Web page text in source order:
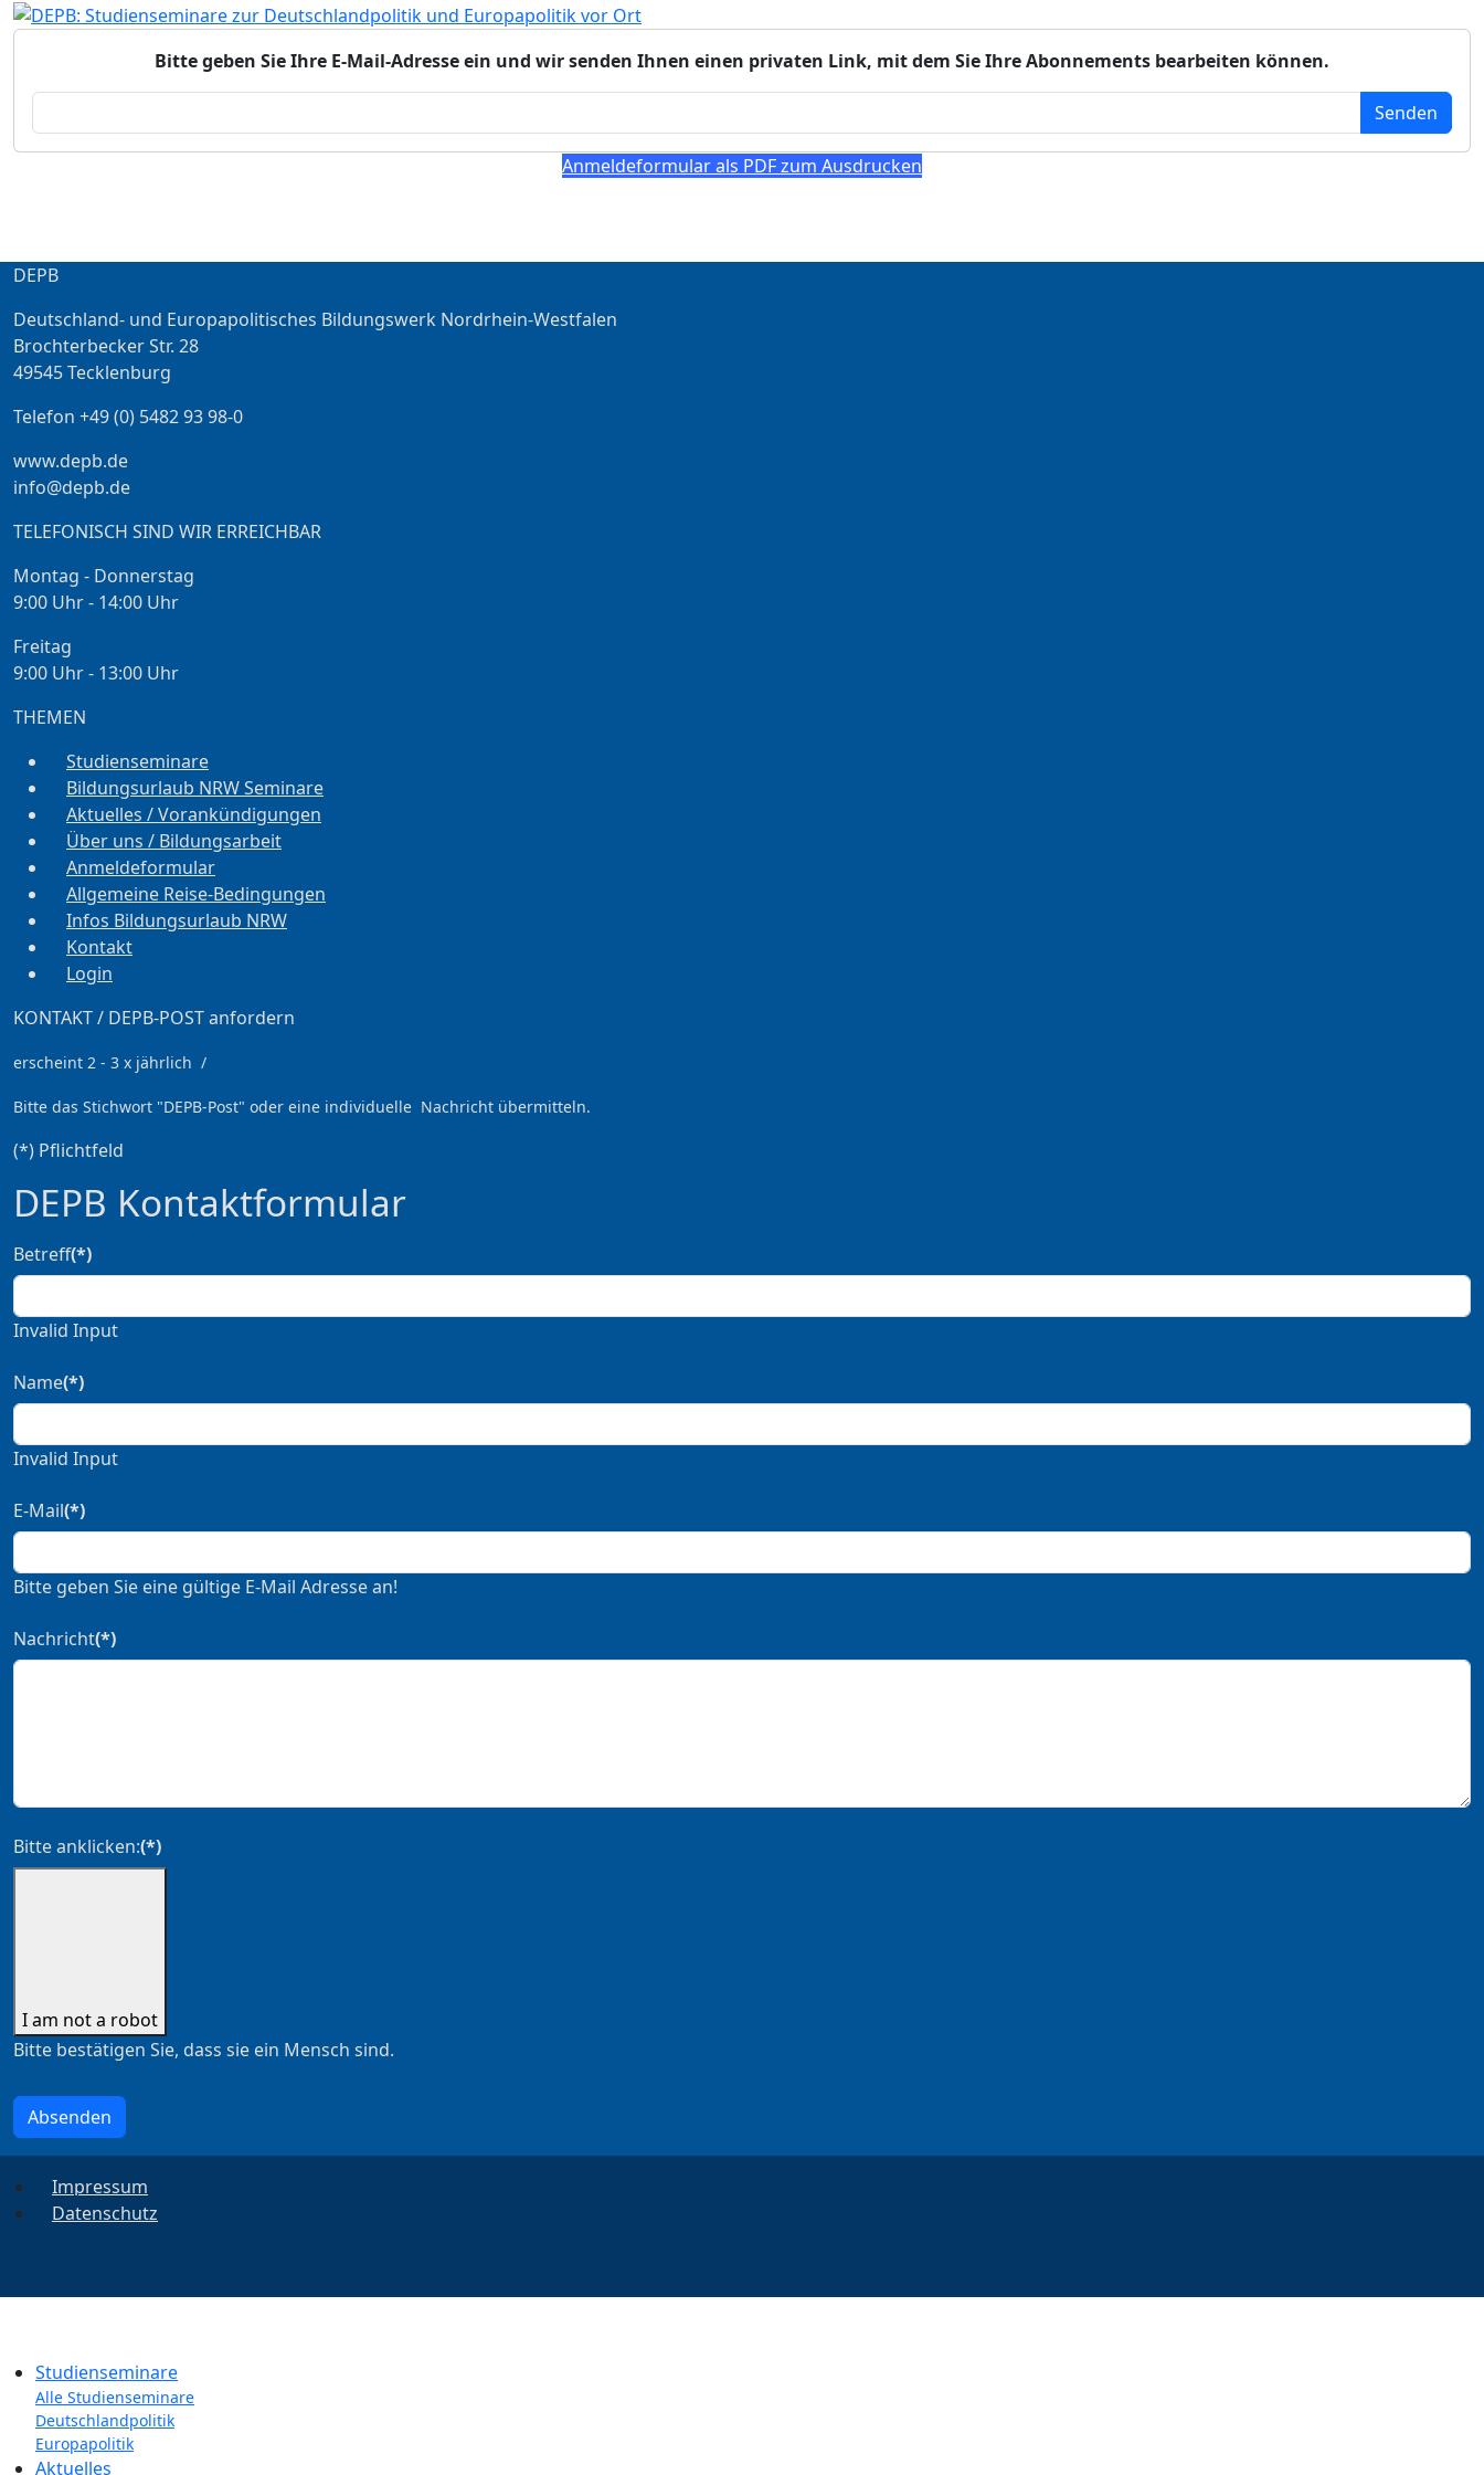
Bitte geben Sie Ihre E-Mail-Adresse ein und wir senden Ihnen einen privaten Link, mit dem Sie Ihre Abonnements bearbeiten können.
Senden
Anmeldeformular als PDF zum Ausdrucken
DEPB
Deutschland- und Europapolitisches Bildungswerk Nordrhein-Westfalen
Brochterbecker Str. 28
49545 Tecklenburg
Telefon +49 (0) 5482 93 98-0
www.depb.de
info@depb.de
TELEFONISCH SIND WIR ERREICHBAR
Montag - Donnerstag
9:00 Uhr - 14:00 Uhr
Freitag
9:00 Uhr - 13:00 Uhr
THEMEN
Studienseminare
Bildungsurlaub NRW Seminare
Aktuelles / Vorankündigungen
Über uns / Bildungsarbeit
Anmeldeformular
Allgemeine Reise-Bedingungen
Infos Bildungsurlaub NRW
Kontakt
Login
KONTAKT / DEPB-POST anfordern
erscheint 2 - 3 x jährlich /
Bitte das Stichwort "DEPB-Post" oder eine individuelle Nachricht übermitteln.
(*) Pflichtfeld
DEPB Kontaktformular
Betreff(*)
Invalid Input
Name(*)
Invalid Input
E-Mail(*)
Bitte geben Sie eine gültige E-Mail Adresse an!
Nachricht(*)
Bitte anklicken:(*)
I am not a robot
Bitte bestätigen Sie, dass sie ein Mensch sind.
Absenden
Impressum
Datenschutz
Studienseminare
Alle Studienseminare
Deutschlandpolitik
Europapolitik
Aktuelles